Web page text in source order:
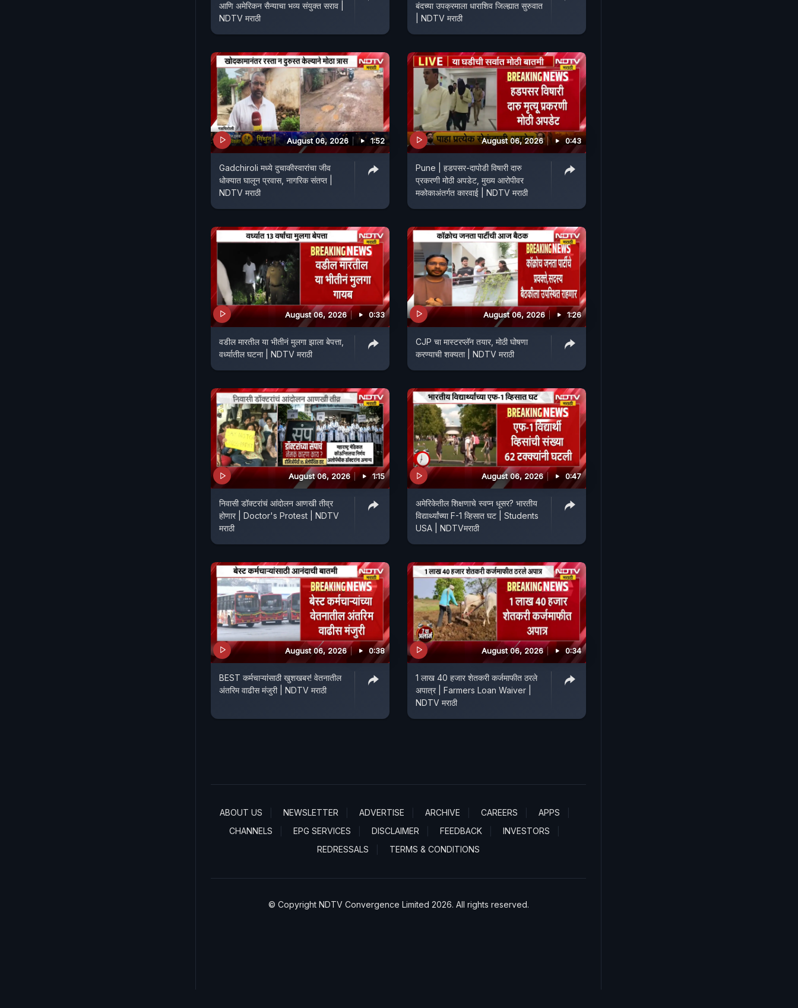
आणि अमेरिकन सैन्याचा भव्य संयुक्त सराव |
NDTV मराठी
बंदच्या उपक्रमाला धाराशिव जिल्ह्यात सुरुवात
| NDTV मराठी
August 06, 2026 1:52
Gadchiroli मध्ये दुचाकीस्वारांचा जीव
धोक्यात घालून प्रवास, नागरिक संतप्त |
NDTV मराठी
August 06, 2026 0:43
Pune | हडपसर-दापोडी विषारी दारु
प्रकरणी मोठी अपडेट, मुख्य आरोपीवर
मकोकाअंतर्गत कारवाई | NDTV मराठी
August 06, 2026 0:33
वडील मारतील या भीतीनं मुलगा झाला बेपत्ता,
वर्ध्यातील घटना | NDTV मराठी
August 06, 2026 1:26
CJP चा मास्टरप्लॅन तयार, मोठी घोषणा
करण्याची शक्यता | NDTV मराठी
August 06, 2026 1:15
निवासी डॉक्टरांचं आंदोलन आणखी तीव्र
होणार | Doctor's Protest | NDTV
मराठी
August 06, 2026 0:47
अमेरिकेतील शिक्षणाचे स्वप्न धूसर? भारतीय
विद्यार्थ्यांच्या F-1 व्हिसात घट | Students
USA | NDTVमराठी
August 06, 2026 0:38
BEST कर्मचाऱ्यांसाठी खुशखबर! वेतनातील
अंतरिम वाढीस मंजुरी | NDTV मराठी
August 06, 2026 0:34
1 लाख 40 हजार शेतकरी कर्जमाफीत ठरले
अपात्र | Farmers Loan Waiver |
NDTV मराठी
ABOUT US NEWSLETTER ADVERTISE ARCHIVE CAREERS
APPS
CHANNELS
EPG SERVICES DISCLAIMER FEEDBACK
INVESTORS
REDRESSALS
TERMS & CONDITIONS
© Copyright NDTV Convergence Limited 2026. All rights reserved.